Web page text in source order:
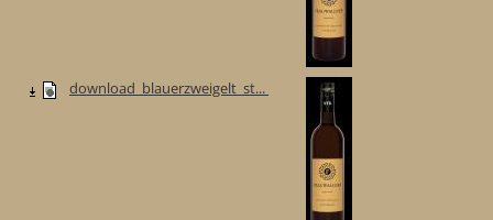
download_blauerzweigelt_st...